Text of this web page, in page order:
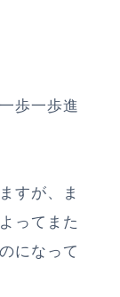
歩一歩進
すが、ま
ってまた
になって